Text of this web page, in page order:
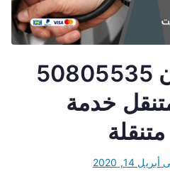
كراج ام الهيمان 50805535
خدمة
أبريل 14, 2020